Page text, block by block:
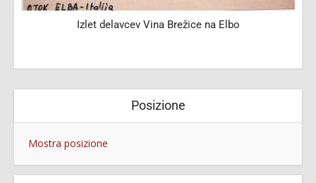
Izlet delavcev Vina Brežice na Elbo
Posizione
Mostra posizione